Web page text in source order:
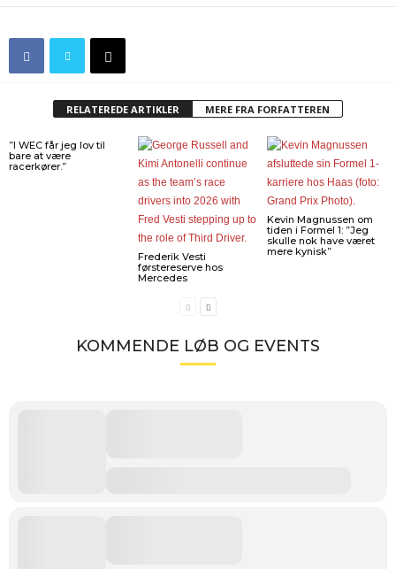
RELATEREDE ARTIKLER MERE FRA FORFATTEREN
”I WEC får jeg lov til
bare at være
racerkører.”
Frederik Vesti
førstereserve hos
Mercedes
Kevin Magnussen om
tiden i Formel 1: ”Jeg
skulle nok have været
mere kynisk”
KOMMENDE LØB OG EVENTS